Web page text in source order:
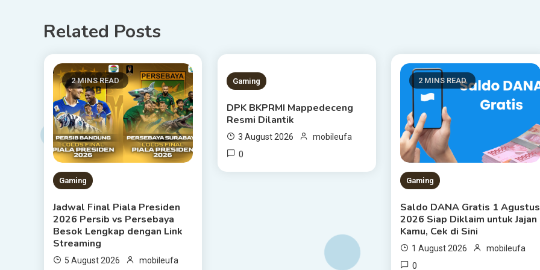
Related Posts
2 MINS READ
Gaming
Jadwal Final Piala Presiden
2026 Persib vs Persebaya
Besok Lengkap dengan Link
Streaming
5 August 2026 mobileufa
1 MIN READ
Gaming
DPK BKPRMI Mappedeceng
Resmi Dilantik
3 August 2026 mobileufa
0
2 MINS READ
Gaming
Saldo DANA Gratis 1 Agustus
2026 Siap Diklaim untuk Jajan
Kamu, Cek di Sini
1 August 2026 mobileufa
0